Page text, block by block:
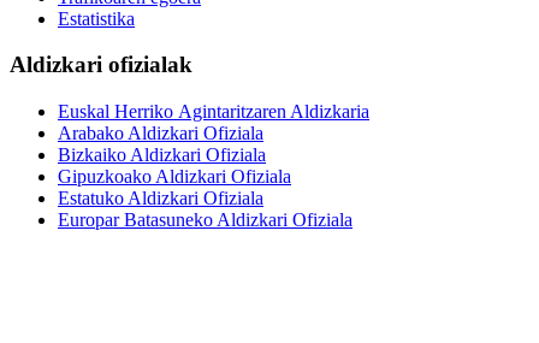
Estatistika
Aldizkari ofizialak
Euskal Herriko Agintaritzaren Aldizkaria
Arabako Aldizkari Ofiziala
Bizkaiko Aldizkari Ofiziala
Gipuzkoako Aldizkari Ofiziala
Estatuko Aldizkari Ofiziala
Europar Batasuneko Aldizkari Ofiziala